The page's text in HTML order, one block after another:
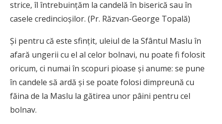
strice, îl întrebuinţăm la candelă în biserică sau în
casele credincioşilor. (Pr. Răzvan-George Topală)
Şi pentru că este sfinţit, uleiul de la Sfântul Maslu în
afară ungerii cu el al celor bolnavi, nu poate fi folosit
oricum, ci numai în scopuri pioase şi anume: se pune
în candele să ardă şi se poate folosi dimpreună cu
făina de la Maslu la gătirea unor pâini pentru cel
bolnav.